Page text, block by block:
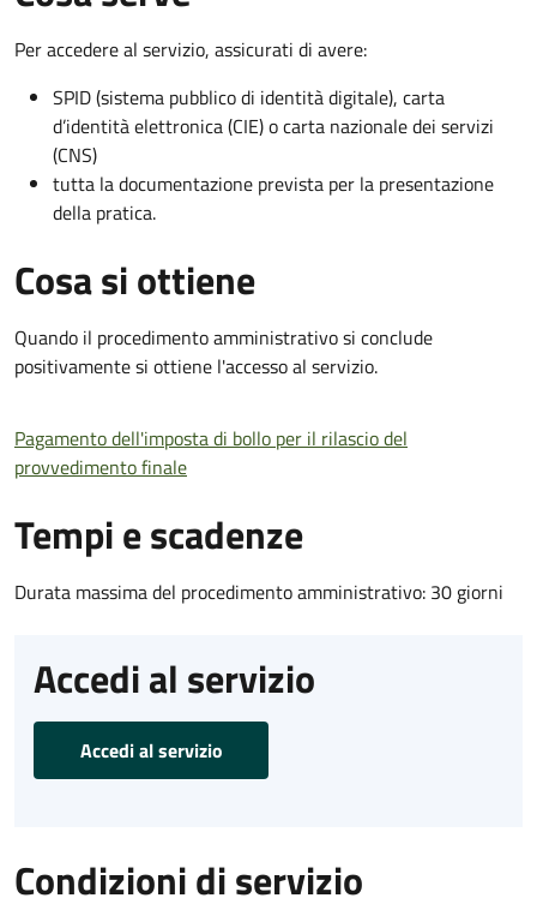
Per accedere al servizio, assicurati di avere:
SPID (sistema pubblico di identità digitale), carta
d’identità elettronica (CIE) o carta nazionale dei servizi
(CNS)
tutta la documentazione prevista per la presentazione
della pratica.
Cosa si ottiene
Quando il procedimento amministrativo si conclude
positivamente si ottiene l'accesso al servizio.
Pagamento dell'imposta di bollo per il rilascio del
provvedimento finale
Tempi e scadenze
Durata massima del procedimento amministrativo: 30 giorni
Accedi al servizio
Accedi al servizio
Condizioni di servizio